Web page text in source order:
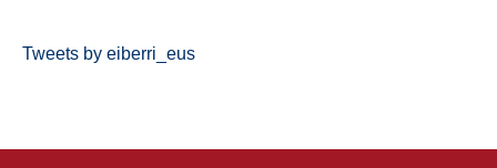
Tweets by eiberri_eus